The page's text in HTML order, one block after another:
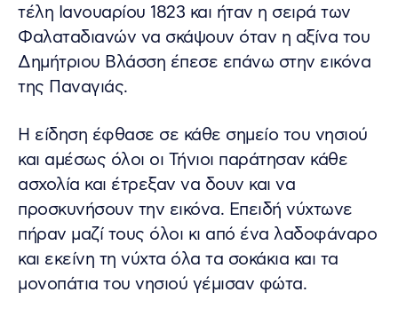
τέλη Ιανουαρίου 1823 και ήταν η σειρά των
Φαλαταδιανών να σκάψουν όταν η αξίνα του
Δημήτριου Βλάσση έπεσε επάνω στην εικόνα
της Παναγιάς.
Η είδηση έφθασε σε κάθε σημείο του νησιού
και αμέσως όλοι οι Τήνιοι παράτησαν κάθε
ασχολία και έτρεξαν να δουν και να
προσκυνήσουν την εικόνα. Επειδή νύχτωνε
πήραν μαζί τους όλοι κι από ένα λαδοφάναρο
και εκείνη τη νύχτα όλα τα σοκάκια και τα
μονοπάτια του νησιού γέμισαν φώτα.